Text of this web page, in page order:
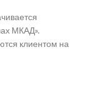
МКАД».
клиентом на